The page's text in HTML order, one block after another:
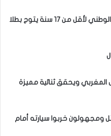
على عرش شمال إفريقيا: المنتخب الوطني لأقل من 17 سنة يتوج بطلا
ويحقق ثنائية مميزة
ومجهولون خربوا سيارته أمام